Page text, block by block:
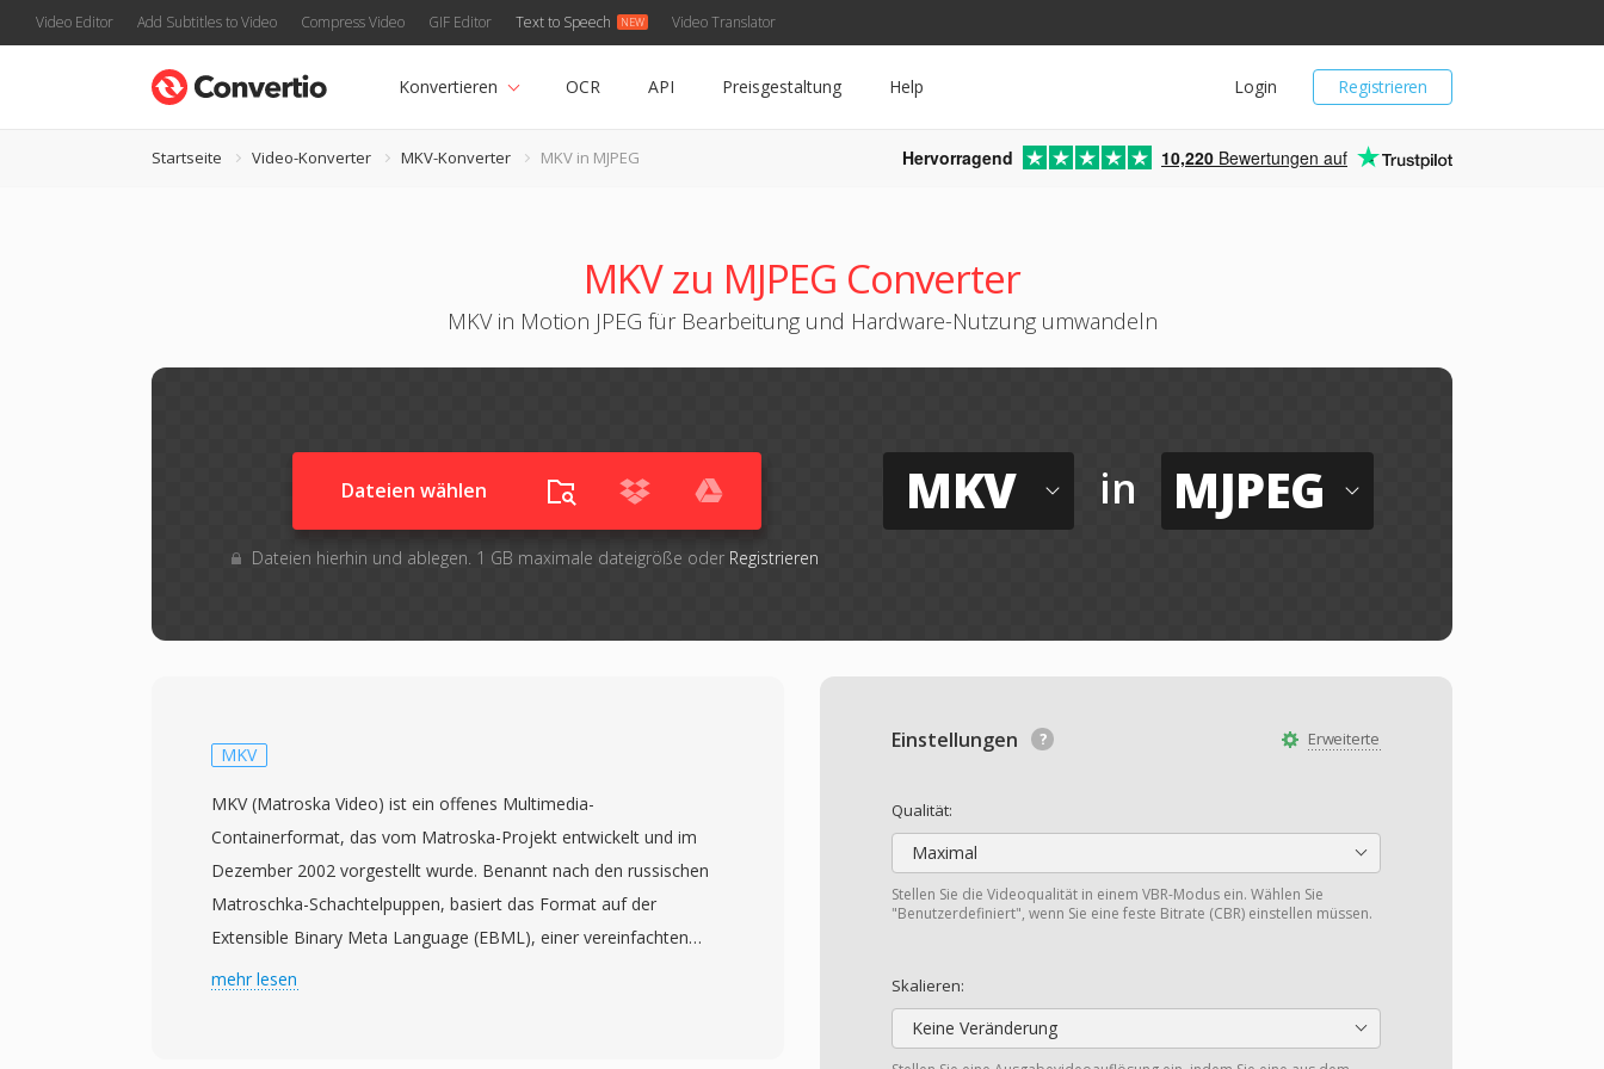
Video Editor Add Subtitles to Video Compress Video GIF Editor Text to Speech Video Translator
Registrieren
Login
Konvertieren OCR API Preisgestaltung Help
Startseite Video-Konverter MKV-Konverter MKV in MJPEG Hervorragend 10,220 Bewertungen auf
MKV zu MJPEG Converter
MKV in Motion JPEG für Bearbeitung und Hardware-Nutzung umwandeln
Dateien wählen
Dateien hierhin und ablegen. 1 GB maximale dateigröße oder Registrieren
MKV in MJPEG
Erweiterte
Einstellungen
Qualität:
Maximal
Stellen Sie die Videoqualität in einem VBR-Modus ein. Wählen Sie
"Benutzerdefiniert", wenn Sie eine feste Bitrate (CBR) einstellen müssen.
Skalieren:
Keine Veränderung
MKV
MKV (Matroska Video) ist ein offenes Multimedia-
Containerformat, das vom Matroska-Projekt entwickelt und im
Dezember 2002 vorgestellt wurde. Benannt nach den russischen
Matroschka-Schachtelpuppen, basiert das Format auf der
Extensible Binary Meta Language (EBML), einer vereinfachten
binären XML-Variante, die eine flexible und zukunftskompatible
mehr lesen